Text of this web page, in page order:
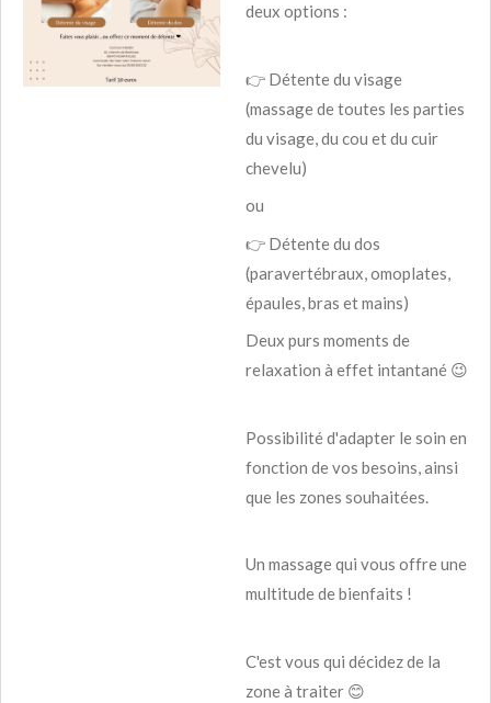
deux options :
👉 Détente du visage
(massage de toutes les parties
du visage, du cou et du cuir
chevelu)
ou
👉 Détente du dos
(paravertébraux, omoplates,
épaules, bras et mains)
Deux purs moments de
relaxation à effet intantané 😉
Possibilité d'adapter le soin en
fonction de vos besoins, ainsi
que les zones souhaitées.
Un massage qui vous offre une
multitude de bienfaits !
C'est vous qui décidez de la
zone à traiter 😊